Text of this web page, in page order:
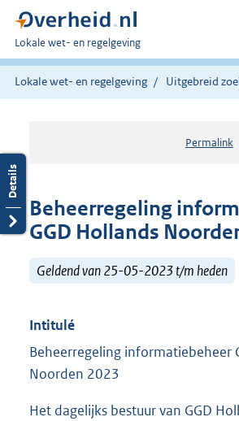
U
bent
hier:
Lokale wet- en regelgeving
Lokale wet- en regelgeving Uitgebreid
Permalink
Beheerregeling
GGD Hollands
Geldend van 25-05-2023 t/m heden
Intitulé
Beheerregeling informatiebeheer
Noorden 2023
Het dagelijks bestuur van GGD